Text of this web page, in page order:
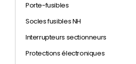
Porte-fusibles
Socles fusibles NH
Interrupteurs sectionneurs
Protections électroniques